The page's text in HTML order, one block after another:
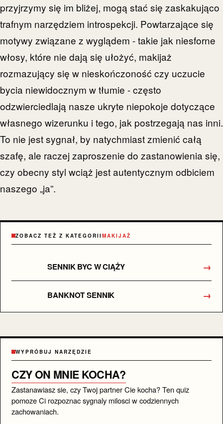
przyjrzymy się im bliżej, mogą stać się zaskakująco
trafnym narzędziem introspekcji. Powtarzające się
motywy związane z wyglądem - takie jak niesforne
włosy, które nie dają się ułożyć, makijaż
rozmazujący się w nieskończoność czy uczucie
bycia niewidocznym w tłumie - często
odzwierciedlają nasze ukryte niepokoje dotyczące
własnego wizerunku i tego, jak postrzegają nas inni.
To nie jest sygnał, by natychmiast zmienić całą
szafę, ale raczej zaproszenie do zastanowienia się,
czy obecny styl wciąż jest autentycznym odbiciem
naszego „ja”.
ZOBACZ TEŻ Z KATEGORIIMAKIJAŻ
SENNIK BYC W CIĄŻY →
BANKNOT SENNIK →
WYPRÓBUJ NARZĘDZIE
CZY ON MNIE KOCHA?
Zastanawiasz sie, czy Twoj partner Cie kocha? Ten quiz
pomoze Ci rozpoznac sygnaly milosci w codziennych
zachowaniach.